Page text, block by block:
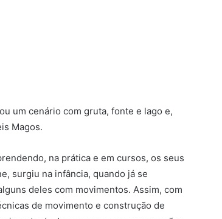
um cenário com gruta, fonte e lago e,
Magos.
na prática e em cursos, os seus
surgiu na infância, quando já se
deles com movimentos. Assim, com
de movimento e construção de